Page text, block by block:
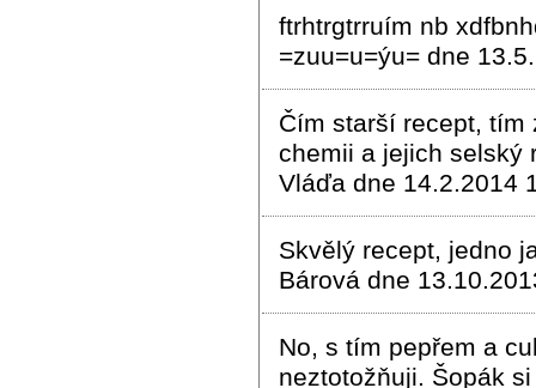
ftrhtrgtrruím nb
=zuu=u=ýu= dne
Čím starší recept,
chemii a jejich selský
Vláďa dne 14.2.2014
Skvělý recept, jedno
Bárová dne
No, s tím pepřem a
neztotožňuji. Šopák